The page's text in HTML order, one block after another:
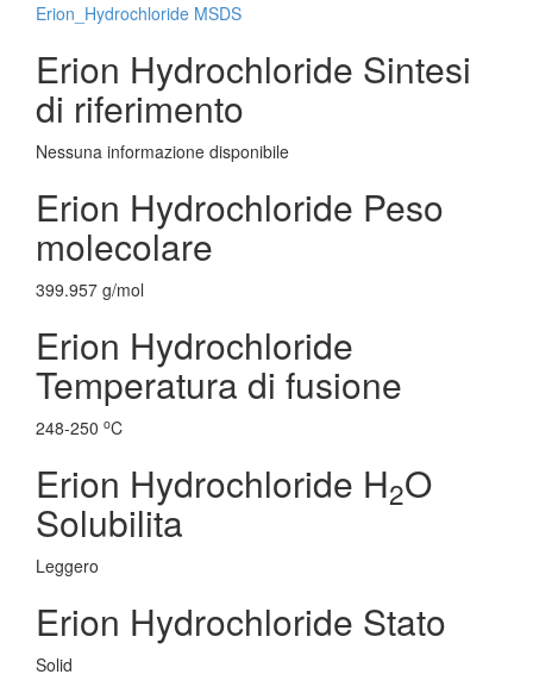
Erion_Hydrochloride MSDS
Erion Hydrochloride Sintesi
di riferimento
Nessuna informazione disponibile
Erion Hydrochloride Peso
molecolare
399.957 g/mol
Erion Hydrochloride
Temperatura di fusione
248-250 oC
Erion Hydrochloride H2O
Solubilita
Leggero
Erion Hydrochloride Stato
Solid